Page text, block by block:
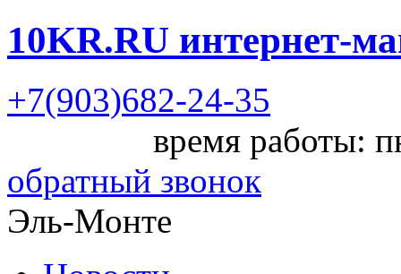
10KR.RU интернет-
+7(903)682-24-35
время работы:
обратный звонок
Эль-Монте